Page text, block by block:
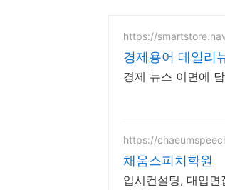
https://
경제용어 데일리
경제 뉴스 이면에
https://
채움스피치학원
입시컨설팅, 대입